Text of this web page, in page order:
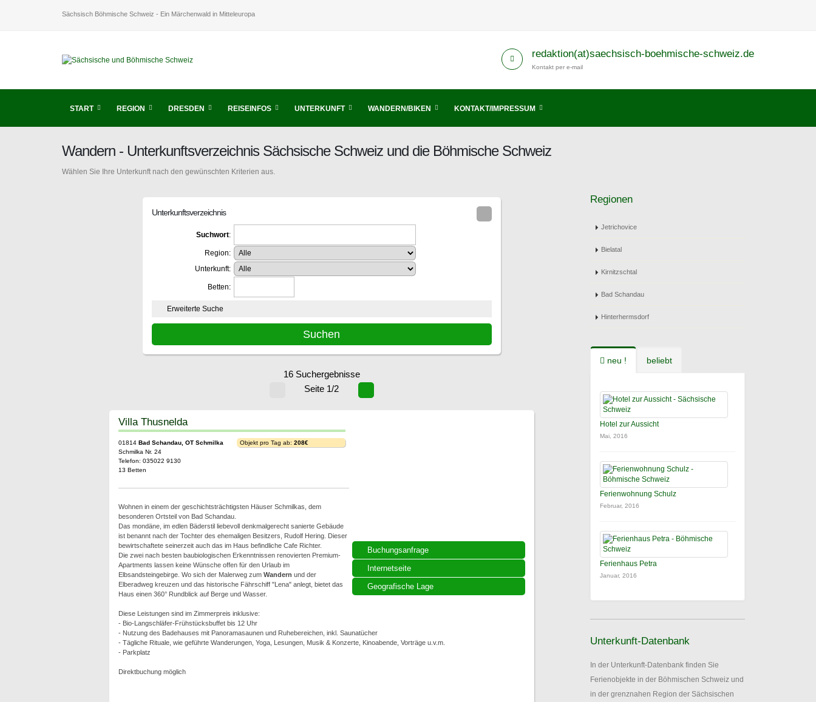
Sächsisch Böhmische Schweiz - Ein Märchenwald in Mitteleuropa
redaktion(at)saechsisch-boehmische-schweiz.de
Kontakt per e-mail
START REGION DRESDEN REISEINFOS UNTERKUNFT WANDERN/BIKEN KONTAKT/IMPRESSUM
Wandern - Unterkunftsverzeichnis Sächsische Schweiz und die Böhmische Schweiz
Wählen Sie Ihre Unterkunft nach den gewünschten Kriterien aus.
Unterkunftsverzeichnis
Suchwort:
Region:
Unterkunft:
Betten:
Erweiterte Suche
16 Suchergebnisse
Seite 1/2
Buchungsanfrage
Internetseite
Geografische Lage
Villa Thusnelda
01814 Bad Schandau, OT Schmilka
Schmilka Nr. 24
Telefon: 035022 9130
13 Betten
Objekt pro Tag ab: 208€
Wohnen in einem der geschichtsträchtigsten Häuser Schmilkas, dem
besonderen Ortsteil von Bad Schandau.
Das mondäne, im edlen Bäderstil liebevoll denkmalgerecht sanierte Gebäude
ist benannt nach der Tochter des ehemaligen Besitzers, Rudolf Hering. Dieser
bewirtschaftete seinerzeit auch das im Haus befindliche Cafe Richter.
Die zwei nach besten baubiologischen Erkenntnissen renovierten Premium-
Apartments lassen keine Wünsche offen für den Urlaub im
Elbsandsteingebirge. Wo sich der Malerweg zum Wandern und der
Elberadweg kreuzen und das historische Fährschiff "Lena" anlegt, bietet das
Haus einen 360° Rundblick auf Berge und Wasser.
Diese Leistungen sind im Zimmerpreis inklusive:
- Bio-Langschläfer-Frühstücksbuffet bis 12 Uhr
- Nutzung des Badehauses mit Panoramasaunen und Ruhebereichen, inkl. Saunatücher
- Tägliche Rituale, wie geführte Wanderungen, Yoga, Lesungen, Musik & Konzerte, Kinoabende, Vorträge u.v.m.
- Parkplatz
Direktbuchung möglich
Regionen
Jetrichovice
Bielatal
Kirnitzschtal
Bad Schandau
Hinterhermsdorf
neu ! beliebt
Hotel zur Aussicht
Mai, 2016
Ferienwohnung Schulz
Februar, 2016
Ferienhaus Petra
Januar, 2016
Unterkunft-Datenbank
In der Unterkunft-Datenbank finden Sie
Ferienobjekte in der Böhmischen Schweiz und
in der grenznahen Region der Sächsischen